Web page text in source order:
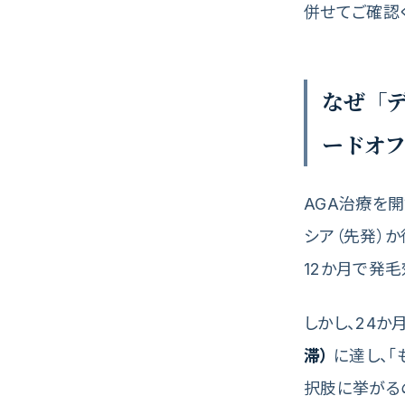
併せてご確認
なぜ「
ードオ
AGA治療を開
シア（先発）
12か月で発
しかし、24か
滞） に達し、
択肢に挙がる